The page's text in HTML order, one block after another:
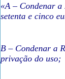
«A – Condenar
setenta e cinco
B – Condenar a
privação do uso;